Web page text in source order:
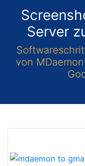
Server
von